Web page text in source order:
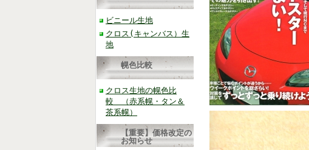
ビニール生地
クロス(キャンバス）生
地
幌色比較
クロス生地の幌色比
較 （赤系幌・タン＆
茶系幌）
【重要】価格改定の
お知らせ